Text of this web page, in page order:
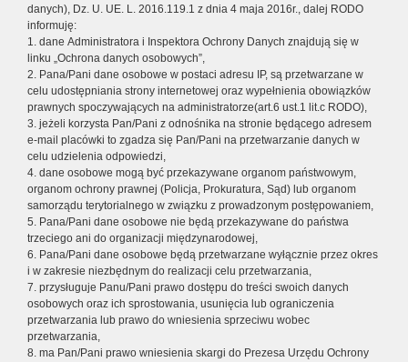
danych), Dz. U. UE. L. 2016.119.1 z dnia 4 maja 2016r., dalej RODO
informuję:
1. dane Administratora i Inspektora Ochrony Danych znajdują się w
linku „Ochrona danych osobowych”,
2. Pana/Pani dane osobowe w postaci adresu IP, są przetwarzane w
celu udostępniania strony internetowej oraz wypełnienia obowiązków
prawnych spoczywających na administratorze(art.6 ust.1 lit.c RODO),
3. jeżeli korzysta Pan/Pani z odnośnika na stronie będącego adresem
e-mail placówki to zgadza się Pan/Pani na przetwarzanie danych w
celu udzielenia odpowiedzi,
4. dane osobowe mogą być przekazywane organom państwowym,
organom ochrony prawnej (Policja, Prokuratura, Sąd) lub organom
samorządu terytorialnego w związku z prowadzonym postępowaniem,
5. Pana/Pani dane osobowe nie będą przekazywane do państwa
trzeciego ani do organizacji międzynarodowej,
6. Pana/Pani dane osobowe będą przetwarzane wyłącznie przez okres
i w zakresie niezbędnym do realizacji celu przetwarzania,
7. przysługuje Panu/Pani prawo dostępu do treści swoich danych
osobowych oraz ich sprostowania, usunięcia lub ograniczenia
przetwarzania lub prawo do wniesienia sprzeciwu wobec
przetwarzania,
8. ma Pan/Pani prawo wniesienia skargi do Prezesa Urzędu Ochrony